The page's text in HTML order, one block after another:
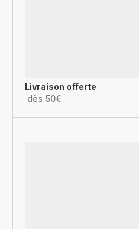
Livraison offerte
dès 50€